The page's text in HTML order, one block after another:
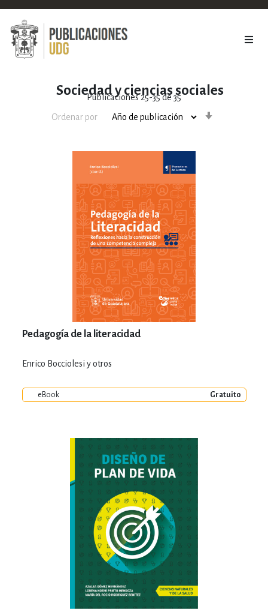
Sociedad y ciencias sociales
Publicaciones25-35de35
Ordenar por
Pedagogía de la literacidad
Enrico Bocciolesi y otros
eBook Gratuito